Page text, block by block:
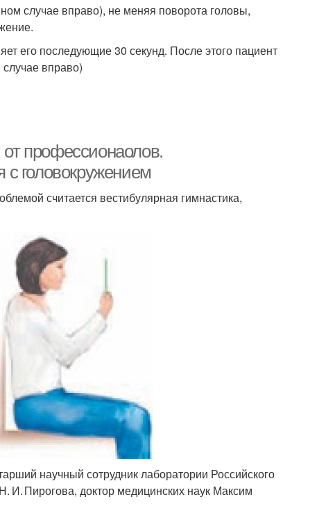
случае вправо), не меняя поворота головы,
его последующие 30 секунд. После этого пациент
вправо)
профессионаолов.
с головокружением
считается вестибулярная гимнастика,
научный сотрудник лаборатории Российского
И. Пирогова, доктор медицинских наук Максим